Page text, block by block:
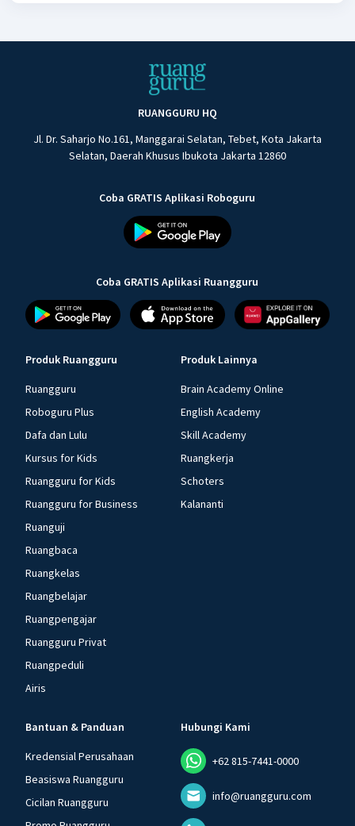
RUANGGURU HQ
Jl. Dr. Saharjo No.161, Manggarai Selatan, Tebet, Kota Jakarta
Selatan, Daerah Khusus Ibukota Jakarta 12860
Coba GRATIS Aplikasi Roboguru
Coba GRATIS Aplikasi Ruangguru
Produk Ruangguru
Ruangguru
Roboguru Plus
Dafa dan Lulu
Kursus for Kids
Ruangguru for Kids
Ruangguru for Business
Ruanguji
Ruangbaca
Ruangkelas
Ruangbelajar
Ruangpengajar
Ruangguru Privat
Ruangpeduli
Airis
Produk Lainnya
Brain Academy Online
English Academy
Skill Academy
Ruangkerja
Schoters
Kalananti
Bantuan & Panduan
Kredensial Perusahaan
Beasiswa Ruangguru
Cicilan Ruangguru
Hubungi Kami
+62 815-7441-0000
info@ruangguru.com